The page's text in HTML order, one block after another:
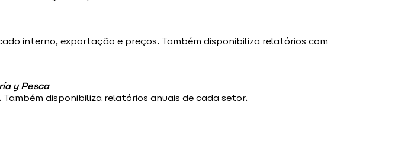
interno, exportação e preços. Também disponibiliza relatórios com
y Pesca
disponibiliza relatórios anuais de cada setor.